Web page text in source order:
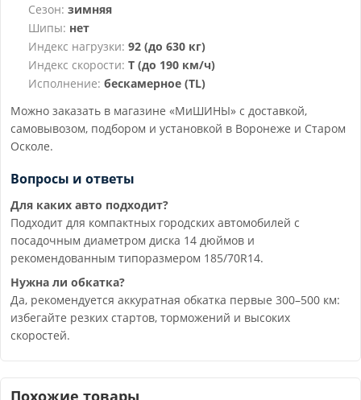
Сезон: зимняя
Шипы: нет
Индекс нагрузки: 92 (до 630 кг)
Индекс скорости: T (до 190 км/ч)
Исполнение: бескамерное (TL)
Можно заказать в магазине «МиШИНЫ» с доставкой,
самовывозом, подбором и установкой в Воронеже и Старом
Осколе.
Вопросы и ответы
Для каких авто подходит?
Подходит для компактных городских автомобилей с
посадочным диаметром диска 14 дюймов и
рекомендованным типоразмером 185/70R14.
Нужна ли обкатка?
Да, рекомендуется аккуратная обкатка первые 300–500 км:
избегайте резких стартов, торможений и высоких
скоростей.